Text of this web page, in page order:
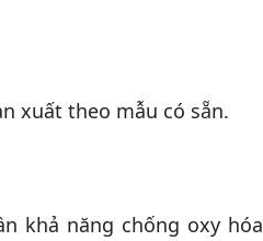
xuất theo mẫu có sẵn.
khả năng chống oxy hóa